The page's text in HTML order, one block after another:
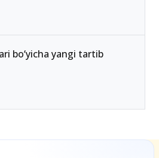
bilan kirsa bo‘ladigan
bo‘yicha yangi tartib